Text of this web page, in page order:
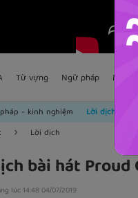
Từ vựng Ngữ pháp Mẫu câu
- kinh nghiệm
Lời dịch
Lời dịch
bài hát Proud
lúc 14:48 04/07/2019